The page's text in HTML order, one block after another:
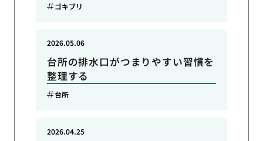
ゴキブリ
台所の排水口がつまりやすい習慣を
整理する
2026.05.06
台所
2026.04.25